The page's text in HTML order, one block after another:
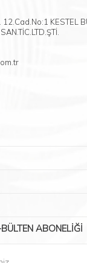
KESTEL
ABONELIĞI